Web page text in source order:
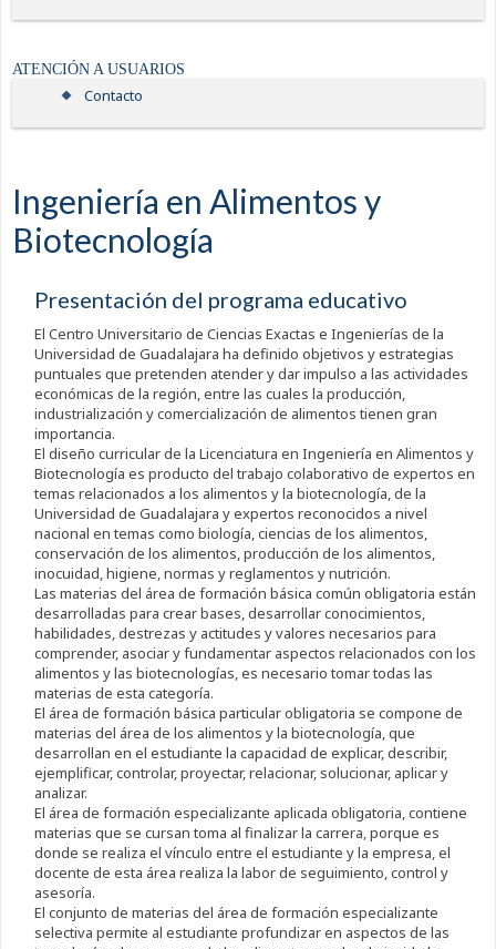
ATENCIÓN A USUARIOS
Contacto
Ingeniería en Alimentos y
Biotecnología
Presentación del programa educativo
El Centro Universitario de Ciencias Exactas e Ingenierías de la
Universidad de Guadalajara ha definido objetivos y estrategias
puntuales que pretenden atender y dar impulso a las actividades
económicas de la región, entre las cuales la producción,
industrialización y comercialización de alimentos tienen gran
importancia.
El diseño curricular de la Licenciatura en Ingeniería en Alimentos y
Biotecnología es producto del trabajo colaborativo de expertos en
temas relacionados a los alimentos y la biotecnología, de la
Universidad de Guadalajara y expertos reconocidos a nivel
nacional en temas como biología, ciencias de los alimentos,
conservación de los alimentos, producción de los alimentos,
inocuidad, higiene, normas y reglamentos y nutrición.
Las materias del área de formación básica común obligatoria están
desarrolladas para crear bases, desarrollar conocimientos,
habilidades, destrezas y actitudes y valores necesarios para
comprender, asociar y fundamentar aspectos relacionados con los
alimentos y las biotecnologías, es necesario tomar todas las
materias de esta categoría.
El área de formación básica particular obligatoria se compone de
materias del área de los alimentos y la biotecnología, que
desarrollan en el estudiante la capacidad de explicar, describir,
ejemplificar, controlar, proyectar, relacionar, solucionar, aplicar y
analizar.
El área de formación especializante aplicada obligatoria, contiene
materias que se cursan toma al finalizar la carrera, porque es
donde se realiza el vínculo entre el estudiante y la empresa, el
docente de esta área realiza la labor de seguimiento, control y
asesoría.
El conjunto de materias del área de formación especializante
selectiva permite al estudiante profundizar en aspectos de las